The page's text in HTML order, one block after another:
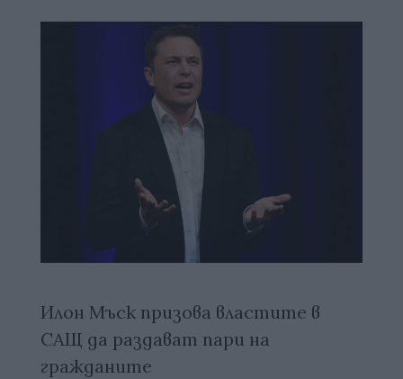
Илон Мъск призова властите в
САЩ да раздават пари на
гражданите